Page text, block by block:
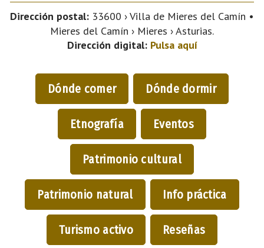
Dirección postal: 33600 › Villa de Mieres del Camín •
Mieres del Camín › Mieres › Asturias.
Dirección digital: Pulsa aquí
Dónde comer Dónde dormir
Etnografía Eventos
Patrimonio cultural
Patrimonio natural Info práctica
Turismo activo Reseñas